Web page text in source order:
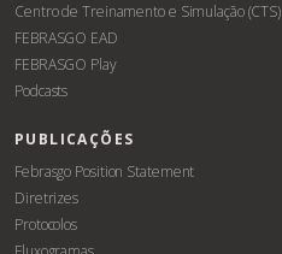
Centro de Treinamento e Simulação (CTS)
FEBRASGO EAD
FEBRASGO Play
Podcasts
PUBLICAÇÕES
Febrasgo Position Statement
Diretrizes
Protocolos